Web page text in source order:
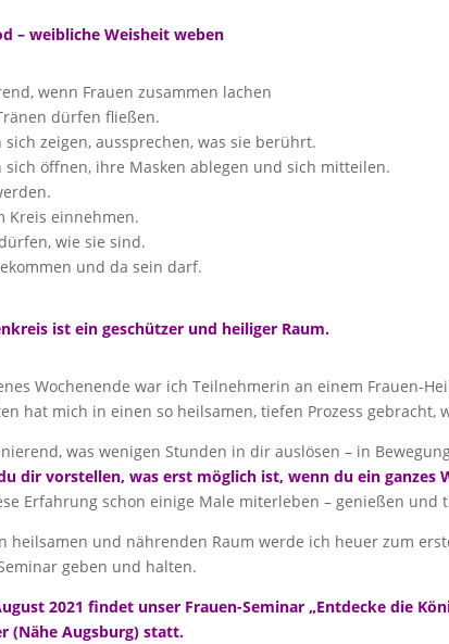
– weibliche Weisheit weben
wenn Frauen zusammen lachen
dürfen fließen.
sich zeigen, aussprechen, was sie berührt.
sich öffnen, ihre Masken ablegen und sich mitteilen.
Kreis einnehmen.
wie sie sind.
und da sein darf.
ist ein geschützer und heiliger Raum.
Wochenende war ich Teilnehmerin an einem Frauen-
hat mich in einen so heilsamen, tiefen Prozess
was wenigen Stunden in dir auslösen – in
dir vorstellen, was erst möglich ist, wenn du ein ganzes
Erfahrung schon einige Male miterleben – genießen und
heilsamen und nährenden Raum werde ich heuer zum
geben und halten.
2021 findet unser Frauen-Seminar „Entdecke die
(Nähe Augsburg) statt.